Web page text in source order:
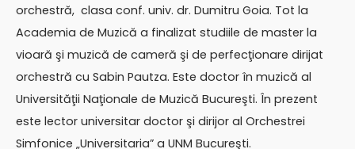
orchestră, clasa conf. univ. dr. Dumitru Goia. Tot la
Academia de Muzică a finalizat studiile de master la
vioară şi muzică de cameră şi de perfecţionare dirijat
orchestră cu Sabin Pautza. Este doctor în muzică al
Universităţii Naţionale de Muzică Bucureşti. În prezent
este lector universitar doctor şi dirijor al Orchestrei
Simfonice „Universitaria” a UNM Bucureşti.